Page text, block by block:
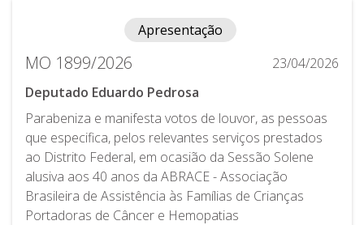
Apresentação
MO 1899/2026
23/04/2026
Deputado Eduardo Pedrosa
Parabeniza e manifesta votos de louvor, as pessoas
que especifica, pelos relevantes serviços prestados
ao Distrito Federal, em ocasião da Sessão Solene
alusiva aos 40 anos da ABRACE - Associação
Brasileira de Assistência às Famílias de Crianças
Portadoras de Câncer e Hemopatias